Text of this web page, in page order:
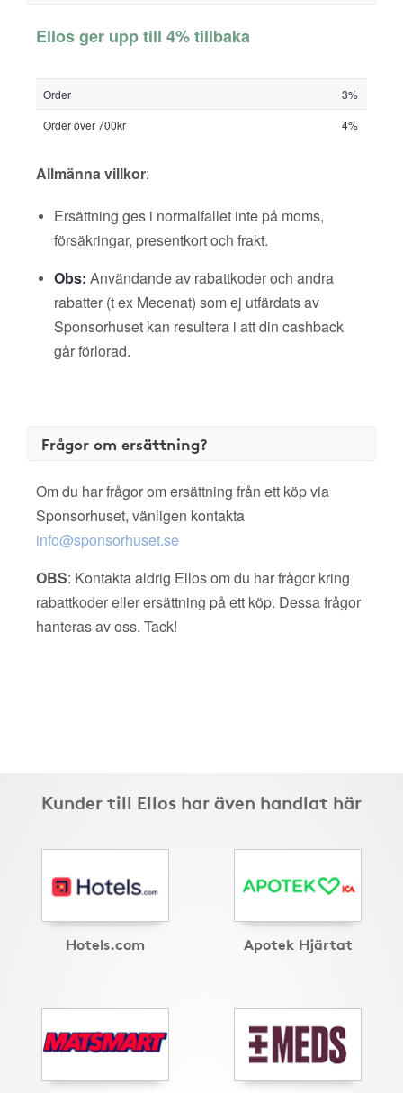
Ellos ger upp till 4% tillbaka
Order
3%
Order över 700kr
4%
Allmänna villkor:
Ersättning ges i normalfallet inte på moms,
försäkringar, presentkort och frakt.
Obs: Användande av rabattkoder och andra
rabatter (t ex Mecenat) som ej utfärdats av
Sponsorhuset kan resultera i att din cashback
går förlorad.
Frågor om ersättning?
Om du har frågor om ersättning från ett köp via
Sponsorhuset, vänligen kontakta
info@sponsorhuset.se
OBS: Kontakta aldrig Ellos om du har frågor kring
rabattkoder eller ersättning på ett köp. Dessa frågor
hanteras av oss. Tack!
Kunder till Ellos har även handlat här
Hotels.com Apotek Hjärtat